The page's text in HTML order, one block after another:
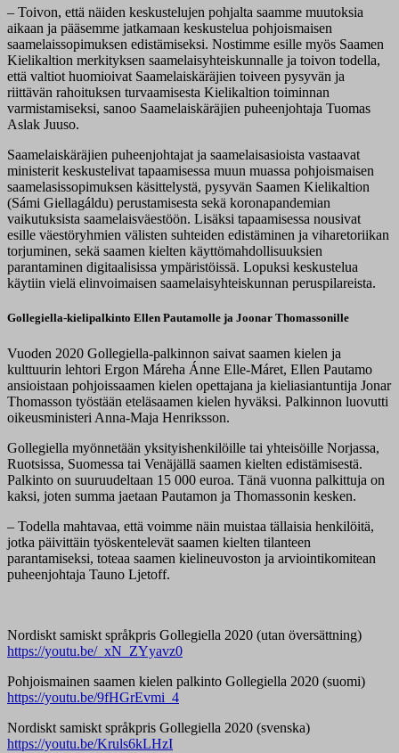
– Toivon, että näiden keskustelujen pohjalta saamme muutoksia
aikaan ja pääsemme jatkamaan keskustelua pohjoismaisen
saamelaissopimuksen edistämiseksi. Nostimme esille myös Saamen
Kielikaltion merkityksen saamelaisyhteiskunnalle ja toivon todella,
että valtiot huomioivat Saamelaiskäräjien toiveen pysyvän ja
riittävän rahoituksen turvaamisesta Kielikaltion toiminnan
varmistamiseksi, sanoo Saamelaiskäräjien puheenjohtaja Tuomas
Aslak Juuso.
Saamelaiskäräjien puheenjohtajat ja saamelaisasioista vastaavat
ministerit keskustelivat tapaamisessa muun muassa pohjoismaisen
saamelasissopimuksen käsittelystä, pysyvän Saamen Kielikaltion
(Sámi Giellagáldu) perustamisesta sekä koronapandemian
vaikutuksista saamelaisväestöön. Lisäksi tapaamisessa nousivat
esille väestöryhmien välisten suhteiden edistäminen ja viharetoriikan
torjuminen, sekä saamen kielten käyttömahdollisuuksien
parantaminen digitaalisissa ympäristöissä. Lopuksi keskustelua
käytiin vielä elinvoimaisen saamelaisyhteiskunnan peruspilareista.
Gollegiella-kielipalkinto Ellen Pautamolle ja Joonar Thomassonille
Vuoden 2020 Gollegiella-palkinnon saivat saamen kielen ja
kulttuurin lehtori Ergon Máreha Ánne Elle-Máret, Ellen Pautamo
ansioistaan pohjoissaamen kielen opettajana ja kieliasiantuntija Jonar
Thomasson työstään eteläsaamen kielen hyväksi. Palkinnon luovutti
oikeusministeri Anna-Maja Henriksson.
Gollegiella myönnetään yksityishenkilöille tai yhteisöille Norjassa,
Ruotsissa, Suomessa tai Venäjällä saamen kielten edistämisestä.
Palkinto on suuruudeltaan 15 000 euroa. Tänä vuonna palkittuja on
kaksi, joten summa jaetaan Pautamon ja Thomassonin kesken.
– Todella mahtavaa, että voimme näin muistaa tällaisia henkilöitä,
jotka päivittäin työskentelevät saamen kielten tilanteen
parantamiseksi, toteaa saamen kielineuvoston ja arviointikomitean
puheenjohtaja Tauno Ljetoff.
Nordiskt samiskt språkpris Gollegiella 2020 (utan översättning)
https://youtu.be/_xN_ZYyavz0
Pohjoismainen saamen kielen palkinto Gollegiella 2020 (suomi)
https://youtu.be/9fHGrEvmi_4
Nordiskt samiskt språkpris Gollegiella 2020 (svenska)
https://youtu.be/Kruls6kLHzI